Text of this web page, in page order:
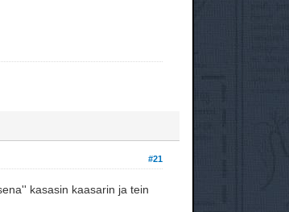
#21
kasasin kaasarin ja tein